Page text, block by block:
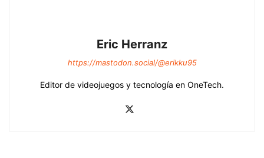
Eric Herranz
https://mastodon.social/@erikku95
Editor de videojuegos y tecnología en OneTech.